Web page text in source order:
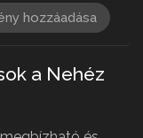
hozzáadása
a Nehéz